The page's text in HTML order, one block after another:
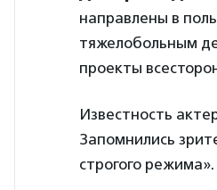
направлены в
тяжелобольным
проекты
Известность
Запомнились
строгого